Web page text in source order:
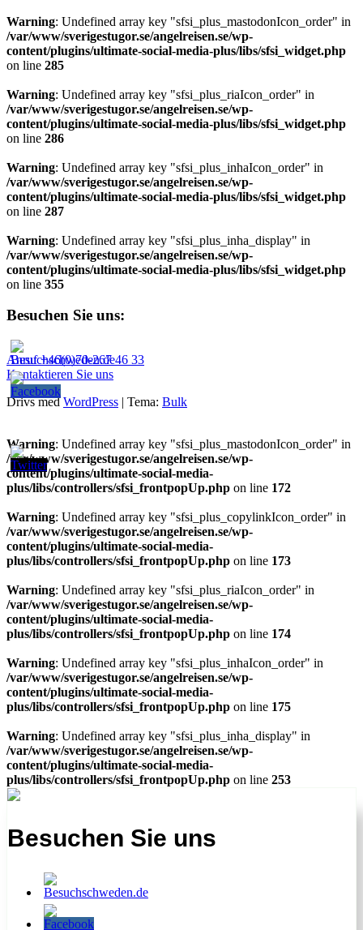
Warning: Undefined array key "sfsi_plus_mastodonIcon_order" in
/var/www/sverigestugor.se/angelreisen.se/wp-
content/plugins/ultimate-social-media-plus/libs/sfsi_widget.php
on line 285
Warning: Undefined array key "sfsi_plus_riaIcon_order" in
/var/www/sverigestugor.se/angelreisen.se/wp-
content/plugins/ultimate-social-media-plus/libs/sfsi_widget.php
on line 286
Warning: Undefined array key "sfsi_plus_inhaIcon_order" in
/var/www/sverigestugor.se/angelreisen.se/wp-
content/plugins/ultimate-social-media-plus/libs/sfsi_widget.php
on line 287
Warning: Undefined array key "sfsi_plus_inha_display" in
/var/www/sverigestugor.se/angelreisen.se/wp-
content/plugins/ultimate-social-media-plus/libs/sfsi_widget.php
on line 355
Besuchen Sie uns:
Anruf +46(0)70-267 46 33
Kontaktieren Sie uns
Drivs medWordPress | Tema: Bulk
Warning: Undefined array key "sfsi_plus_mastodonIcon_order" in
/var/www/sverigestugor.se/angelreisen.se/wp-
content/plugins/ultimate-social-media-
plus/libs/controllers/sfsi_frontpopUp.php on line 172
Warning: Undefined array key "sfsi_plus_copylinkIcon_order" in
/var/www/sverigestugor.se/angelreisen.se/wp-
content/plugins/ultimate-social-media-
plus/libs/controllers/sfsi_frontpopUp.php on line 173
Warning: Undefined array key "sfsi_plus_riaIcon_order" in
/var/www/sverigestugor.se/angelreisen.se/wp-
content/plugins/ultimate-social-media-
plus/libs/controllers/sfsi_frontpopUp.php on line 174
Warning: Undefined array key "sfsi_plus_inhaIcon_order" in
/var/www/sverigestugor.se/angelreisen.se/wp-
content/plugins/ultimate-social-media-
plus/libs/controllers/sfsi_frontpopUp.php on line 175
Warning: Undefined array key "sfsi_plus_inha_display" in
/var/www/sverigestugor.se/angelreisen.se/wp-
content/plugins/ultimate-social-media-
plus/libs/controllers/sfsi_frontpopUp.php on line 253
Besuchen Sie uns